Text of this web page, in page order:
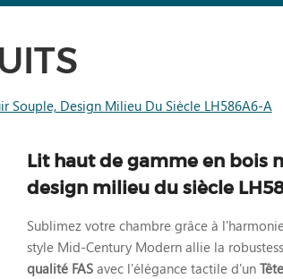
Souple, Design Milieu Du Siècle LH586A6-A
Lit haut de gamme en bois
design milieu du siècle
Sublimez votre chambre grâce à
style Mid-Century Modern allie la
qualité FASavec l'élégance tactile d'un